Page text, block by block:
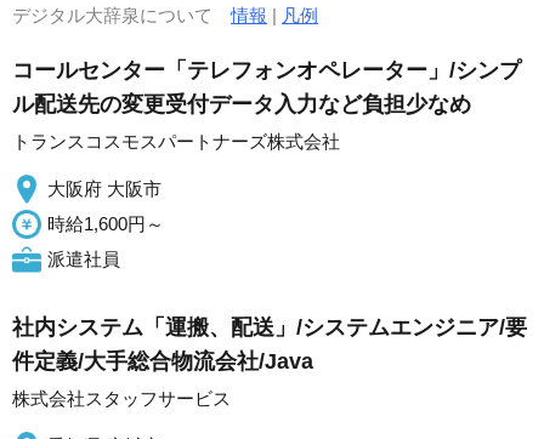
デジタル大辞泉について情報 | 凡例
コールセンター「テレフォンオペレーター」/シンプ
ル配送先の変更受付データ入力など負担少なめ
トランスコスモスパートナーズ株式会社
大阪府 大阪市
時給1,600円～
派遣社員
社内システム「運搬、配送」/システムエンジニア/要
件定義/大手総合物流会社/Java
株式会社スタッフサービス